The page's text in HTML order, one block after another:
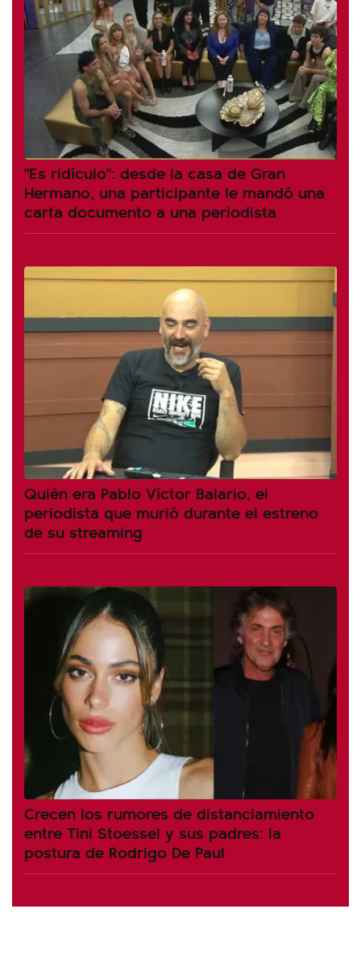
"Es ridículo": desde la casa de Gran
Hermano, una participante le mandó una
carta documento a una periodista
Quién era Pablo Víctor Balario, el
periodista que murió durante el estreno
de su streaming
Crecen los rumores de distanciamiento
entre Tini Stoessel y sus padres: la
postura de Rodrigo De Paul